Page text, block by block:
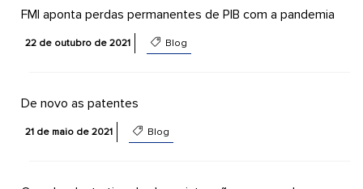
FMI aponta perdas permanentes de PIB com a pandemia
22 de outubro de 2021 Blog
De novo as patentes
21 de maio de 2021 Blog